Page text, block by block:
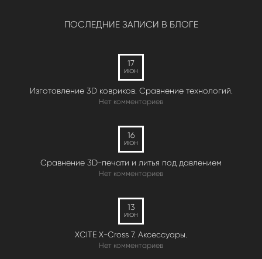
ПОСЛЕДНИЕ ЗАПИСИ В БЛОГЕ
17
ИЮН
Изготовление 3D ковриков. Сравнение технологий.
Нет комментариев
16
ИЮН
Сравнение 3D-печати и литья под давлением
Нет комментариев
13
ИЮН
XCITE X-Cross 7. Аксессуары.
Нет комментариев